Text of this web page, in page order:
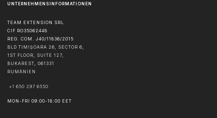
UNTERNEHMENSINFORMATIONEN
TEAM EXTENSION SRL
CIF RO35062448
REG. COM. J40/11836/2015
BLD TIMIȘOARA 26, SECTOR 6,
1ST FLOOR, SUITE 127,
BUKAREST, 061331
RUMÄNIEN
+1 650 297 6550
MON-FRI 09:00-18:00 EET